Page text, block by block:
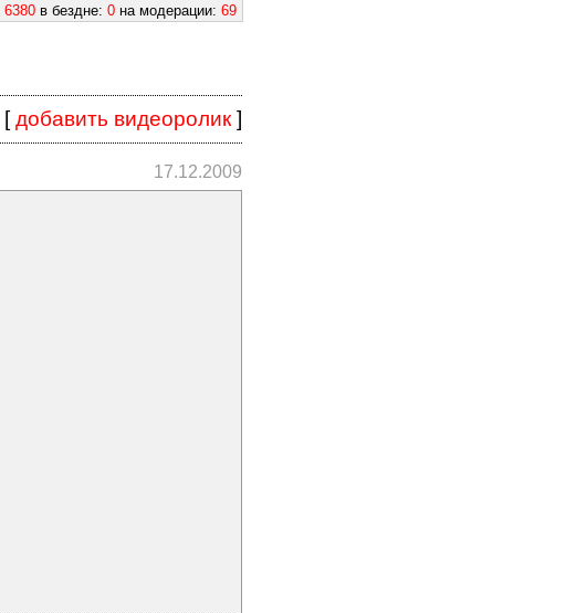
6380 в бездне: 0 на модерации: 69
[добавить видеоролик ]
17.12.2009